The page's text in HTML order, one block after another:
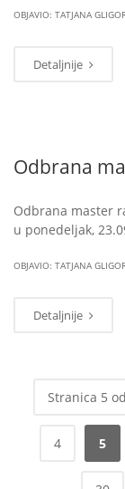
OBJAVIO: TATJANA
Detaljnije
Odbrana
Odbrana master
u ponedeljak,
OBJAVIO: TATJANA
Detaljnije
Stranica 5
4 5